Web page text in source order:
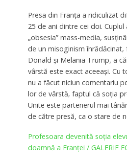
Presa din Franța a ridiculizat
25 de ani dintre cei doi. Cuplul
„obsesia” mass-media,
de un misoginism înrădăcinat,
Donald şi Melania Trump, a
vârstă este exact aceeaşi. Cu
nu a făcut niciun comentariu
lor de vârstă, faptul că soția
Unite este partenerul mai
de către presă, ca o stare de
Profesoara devenită soția
doamnă a Franței / GALERIE